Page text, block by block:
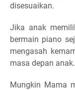
disesuaikan.
Jika anak
bermain piano
mengasah
masa depan anak.
Mungkin Mama